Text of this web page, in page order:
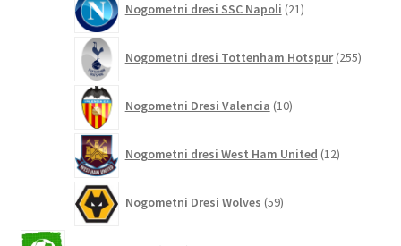
Nogometni dresi SSC Napoli 21izdelkov
Nogometni dresi Tottenham Hotspur 255
Nogometni Dresi Valencia 10izdelkov
Nogometni dresi West Ham United 12izdelkov
Nogometni Dresi Wolves 59izdelkov